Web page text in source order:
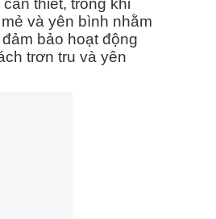
thiết, trong khi
và yên bình nhằm
bảo hoạt động
trơn tru và yên